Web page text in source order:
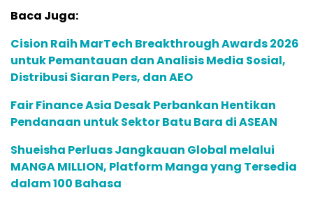
Baca Juga:
Cision Raih MarTech Breakthrough Awards 2026
untuk Pemantauan dan Analisis Media Sosial,
Distribusi Siaran Pers, dan AEO
Fair Finance Asia Desak Perbankan Hentikan
Pendanaan untuk Sektor Batu Bara di ASEAN
Shueisha Perluas Jangkauan Global melalui
MANGA MILLION, Platform Manga yang Tersedia
dalam 100 Bahasa